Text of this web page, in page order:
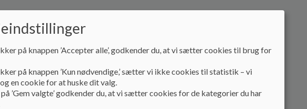
Dokumenter
Referat 19. august 2024
Referat 21. januar 2025
på knappen ’Accepter alle’, godkender du, at vi sætter cookies til brug for
på knappen ’Kun nødvendige,’ sætter vi ikke cookies til statistik – vi
en cookie for at huske dit valg.
’Gem valgte’ godkender du, at vi sætter cookies for de kategorier du har